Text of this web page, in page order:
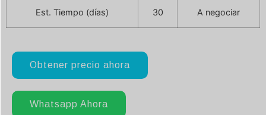
Est. Tiempo (días) 30 A negociar
Obtener precio ahora
Whatsapp Ahora